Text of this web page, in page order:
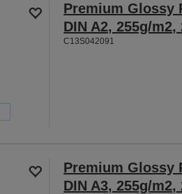
Premium Glossy
DIN A2, 255g/m2,
C13S042091
Premium Glossy
DIN A3, 255g/m2,